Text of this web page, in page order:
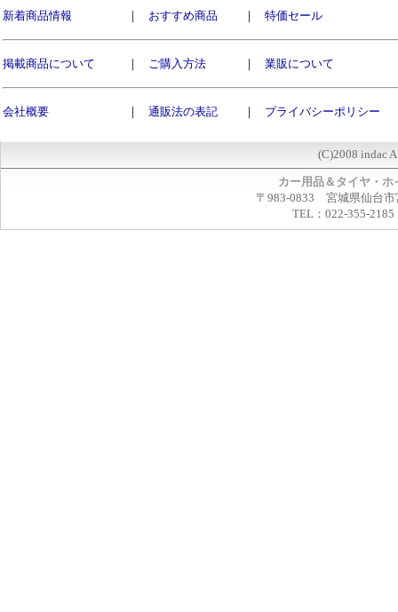
新着商品情報 ｜ おすすめ商品 ｜ 特価セール
掲載商品について ｜ ご購入方法 ｜ 業販について
会社概要 ｜ 通販法の表記 ｜ プライバシーポリシー
(C)2008 indac
カー用品＆タイヤ・
〒983-0833 宮城県仙台市
TEL：022-355-